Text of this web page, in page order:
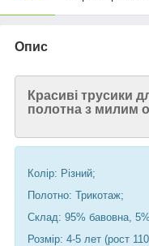
Опис
Красиві трусики
полотна з милим
Колір: Різний;
Полотно: Трикотаж;
Склад: 95% бавовна,
Розмір: 4-5 лет (рост